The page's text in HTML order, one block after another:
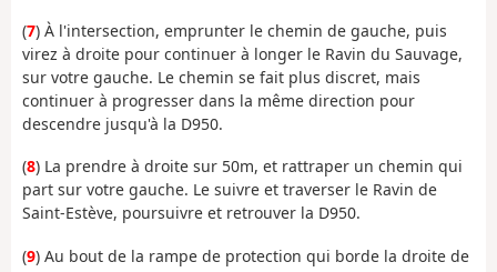
(7) À l'intersection, emprunter le chemin de gauche, puis
virez à droite pour continuer à longer le Ravin du Sauvage,
sur votre gauche. Le chemin se fait plus discret, mais
continuer à progresser dans la même direction pour
descendre jusqu'à la D950.
(8) La prendre à droite sur 50m, et rattraper un chemin qui
part sur votre gauche. Le suivre et traverser le Ravin de
Saint-Estève, poursuivre et retrouver la D950.
(9) Au bout de la rampe de protection qui borde la droite de